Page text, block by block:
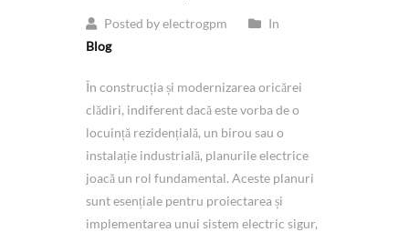
Posted by electrogpm
In
Blog
În construcția și modernizarea oricărei
clădiri, indiferent dacă este vorba de o
locuință rezidențială, un birou sau o
instalație industrială, planurile electrice
joacă un rol fundamental. Aceste planuri
sunt esențiale pentru proiectarea și
implementarea unui sistem electric sigur,